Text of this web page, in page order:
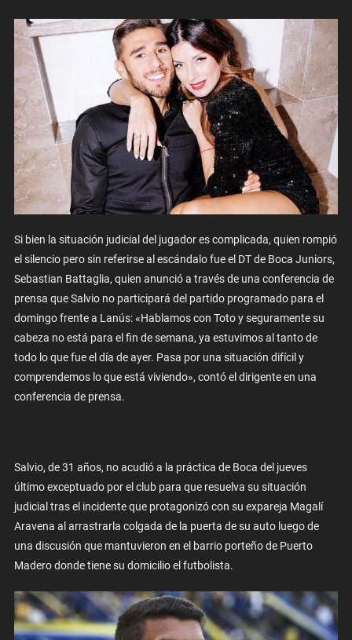
Si bien la situación judicial del jugador es complicada, quien rompió
el silencio pero sin referirse al escándalo fue el DT de Boca Juniors,
Sebastian Battaglia, quien anunció a través de una conferencia de
prensa que Salvio no participará del partido programado para el
domingo frente a Lanús:«Hablamos con Toto y seguramente su
cabeza no está para el fin de semana, ya estuvimos al tanto de
todo lo que fue el día de ayer. Pasa por una situación difícil y
comprendemos lo que está viviendo», contó el dirigente en una
conferencia de prensa.
Salvio, de 31 años, no acudió a la práctica de Boca del jueves
último exceptuado por el club para que resuelva su situación
judicial tras el incidente que protagonizó con su expareja Magalí
Aravena al arrastrarla colgada de la puerta de su auto luego de
una discusión que mantuvieron en el barrio porteño de Puerto
Madero donde tiene su domicilio el futbolista.